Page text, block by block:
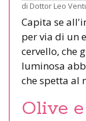
di Dottor Leo
Capita se
per via di un
cervello, che
luminosa
che spetta al
Olive